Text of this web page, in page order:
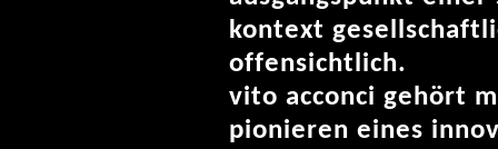
kontext
offensichtlich.
vito acconci gehört
pionieren eines